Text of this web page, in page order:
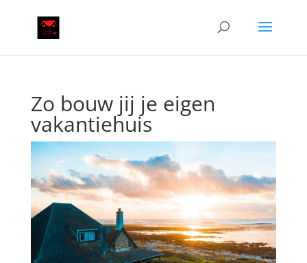
Zo bouw jij je eigen
vakantiehuis